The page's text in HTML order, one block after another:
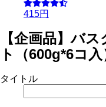
415円
【企画品】バ
ト（600g*6コ
タイトル